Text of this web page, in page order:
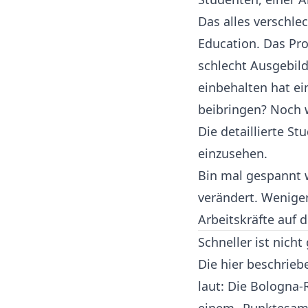
Das alles
Education. Das
schlecht
einbehalten hat
beibringen? Noch
Die detaillierte
einzusehen.
Bin mal gespannt
verändert.
Arbeitskräfte auf
Schneller ist nicht
Die hier
laut: Die